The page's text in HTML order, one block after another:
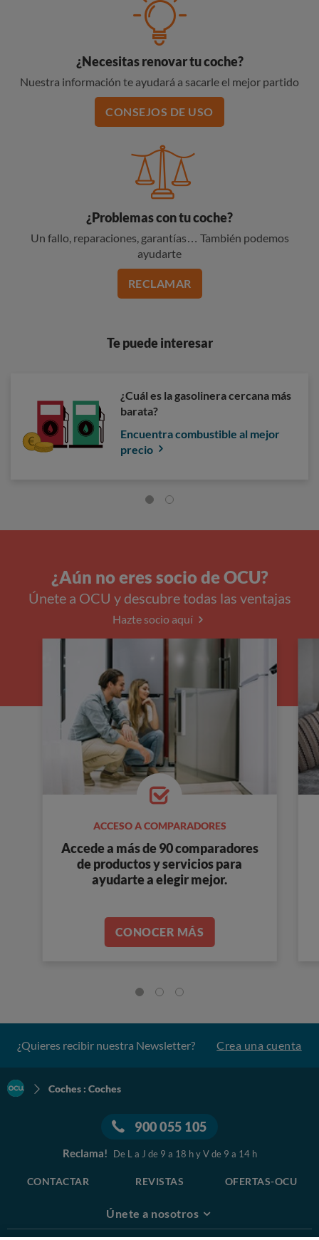
¿Necesitas renovar tu coche?
Nuestra información te ayudará a sacarle el mejor partido
CONSEJOS DE USO
¿Problemas con tu coche?
Un fallo, reparaciones, garantías… También podemos
ayudarte
RECLAMAR
Te puede interesar
¿Cuál es la gasolinera cercana más
barata?
Encuentra combustible al mejor
precio
¿Aún no eres socio de OCU?
Únete a OCU y descubre todas las ventajas
Hazte socio aquí
ACCESO A COMPARADORES
Accede a más de 90 comparadores
de productos y servicios para
ayudarte a elegir mejor.
CONOCER MÁS
¿Quieres recibir nuestra Newsletter? Crea una cuenta
Coches : Coches
900 055 105
Reclama! De L a J de 9 a 18 h y V de 9 a 14 h
CONTACTAR REVISTAS OFERTAS-OCU
Únete a nosotros